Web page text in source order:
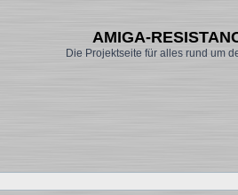
AMIGA-
Die Projektseite für alles rund um